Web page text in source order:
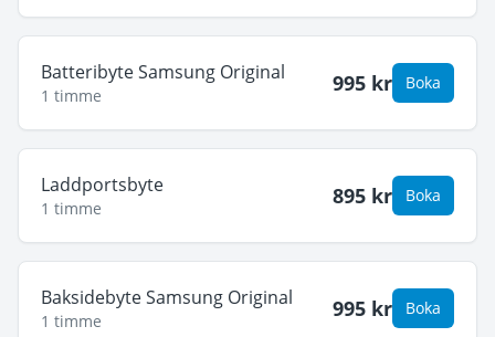
Batteribyte Samsung Original
1 timme 995 kr Boka
Laddportsbyte
1 timme 895 kr Boka
Baksidebyte Samsung Original
1 timme 995 kr Boka